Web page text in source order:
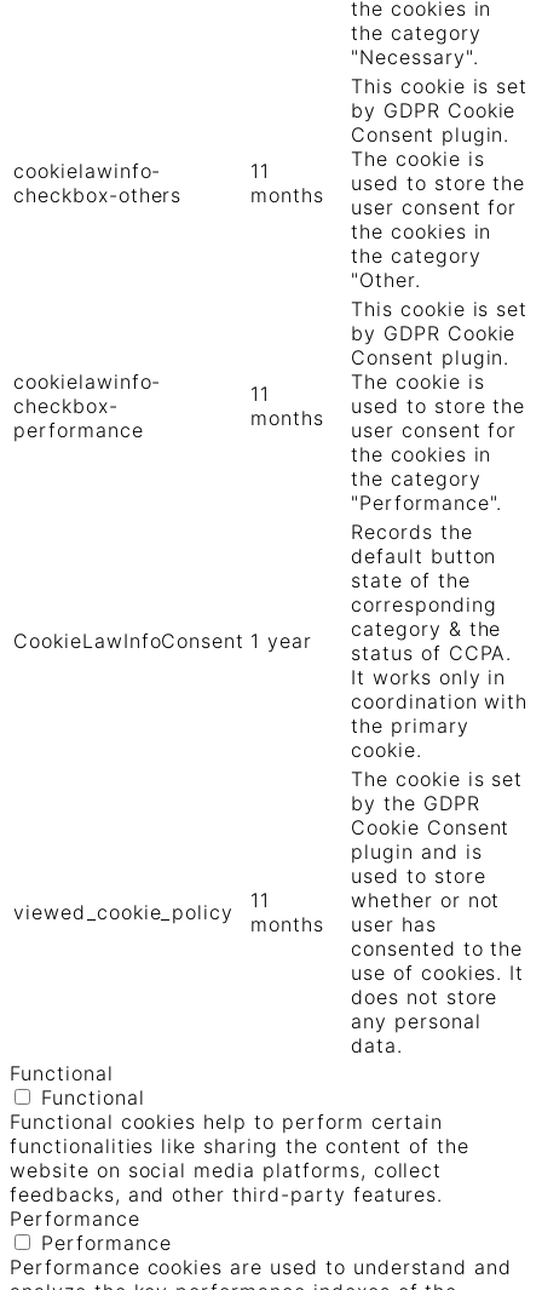
the cookies in
the category
"Necessary".
cookielawinfo-
checkbox-others
11
months
This cookie is set
by GDPR Cookie
Consent plugin.
The cookie is
used to store the
user consent for
the cookies in
the category
"Other.
cookielawinfo-
checkbox-
performance
11
months
This cookie is set
by GDPR Cookie
Consent plugin.
The cookie is
used to store the
user consent for
the cookies in
the category
"Performance".
CookieLawInfoConsent 1 year
Records the
default button
state of the
corresponding
category & the
status of CCPA.
It works only in
coordination with
the primary
cookie.
viewed_cookie_policy
11
months
The cookie is set
by the GDPR
Cookie Consent
plugin and is
used to store
whether or not
user has
consented to the
use of cookies. It
does not store
any personal
data.
Functional
Functional
Functional cookies help to perform certain
functionalities like sharing the content of the
website on social media platforms, collect
feedbacks, and other third-party features.
Performance
Performance
Performance cookies are used to understand and